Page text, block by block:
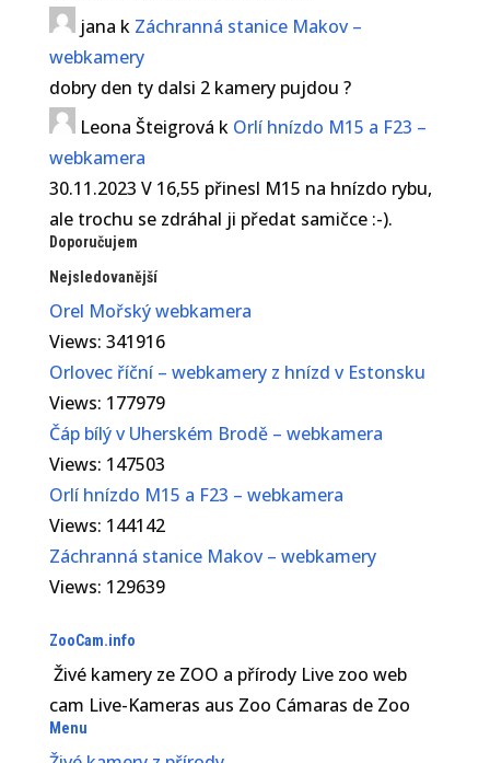
jana k Záchranná stanice Makov –
webkamery
dobry den ty dalsi 2 kamery pujdou ?
Leona Šteigrová k Orlí hnízdo M15 a F23 –
webkamera
30.11.2023 V 16,55 přinesl M15 na hnízdo rybu,
ale trochu se zdráhal ji předat samičce :-).
Doporučujem
Nejsledovanější
Orel Mořský webkamera
Views: 341916
Orlovec říční – webkamery z hnízd v Estonsku
Views: 177979
Čáp bílý v Uherském Brodě – webkamera
Views: 147503
Orlí hnízdo M15 a F23 – webkamera
Views: 144142
Záchranná stanice Makov – webkamery
Views: 129639
ZooCam.info
Živé kamery ze ZOO a přírody Live zoo web
cam Live-Kameras aus Zoo Cámaras de Zoo
Menu